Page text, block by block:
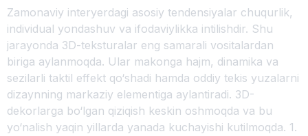
Zamonaviy interyerdagi asosiy tendensiyalar chuqurlik,
individual yondashuv va ifodaviylikka intilishdir. Shu
jarayonda 3D-teksturalar eng samarali vositalardan
biriga aylanmoqda. Ular makonga hajm, dinamika va
sezilarli taktil effekt qo‘shadi hamda oddiy tekis yuzalarni
dizaynning markaziy elementiga aylantiradi. 3D-
dekorlarga bo‘lgan qiziqish keskin oshmoqda va bu
yo‘nalish yaqin yillarda yanada kuchayishi kutilmoqda. 1.